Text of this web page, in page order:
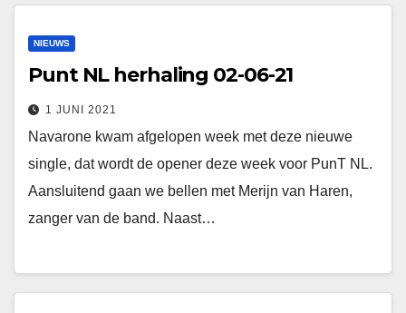
NIEUWS
Punt NL herhaling 02-06-21
1 JUNI 2021
Navarone kwam afgelopen week met deze nieuwe
single, dat wordt de opener deze week voor PunT NL.
Aansluitend gaan we bellen met Merijn van Haren,
zanger van de band. Naast…